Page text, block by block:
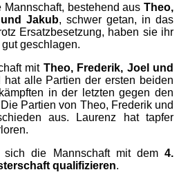
Mannschaft, bestehend aus Theo,
Jakub, schwer getan, in das
Ersatzbesetzung, haben sie ihr
geschlagen.
mit Theo, Frederik, Joel und
hat alle Partien der ersten beiden
in der letzten gegen den
Partien von Theo, Frederik und
aus. Laurenz hat tapfer
sich die Mannschaft mit dem 4.
qualifizieren.